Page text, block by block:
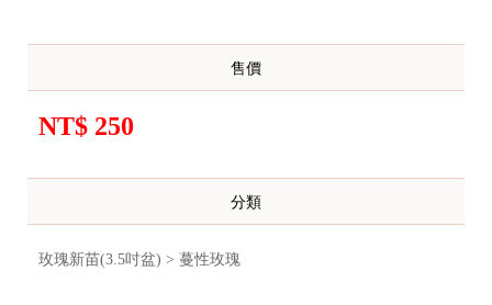
售價
NT$ 250
分類
玫瑰新苗(3.5吋盆) > 蔓性玫瑰